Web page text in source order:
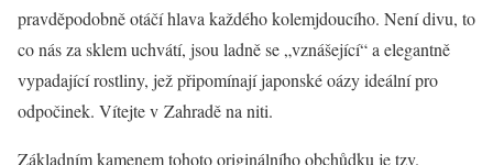
pravděpodobně otáčí hlava každého kolemjdoucího. Není divu, to
co nás za sklem uchvátí, jsou ladně se „vznášející“ a elegantně
vypadající rostliny, jež připomínají japonské oázy ideální pro
odpočinek. Vítejte v Zahradě na niti.
Základním kamenem tohoto originálního obchůdku je tzv.